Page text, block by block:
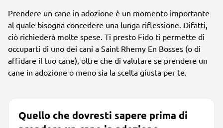
Prendere un cane in adozione è un momento importante
al quale bisogna concedere una lunga riflessione. Difatti,
ciò richiederà molte spese. Ti presto Fido ti permette di
occuparti di uno dei cani a Saint Rhemy En Bosses (o di
affidare il tuo cane), oltre che di valutare se prendere un
cane in adozione o meno sia la scelta giusta per te.
Quello che dovresti sapere prima di